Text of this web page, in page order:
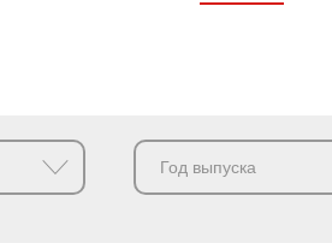
Год выпуска